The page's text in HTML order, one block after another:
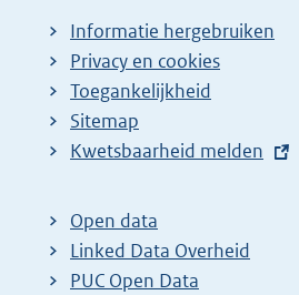
Informatie hergebruiken
Privacy en cookies
Toegankelijkheid
Sitemap
E
t
e
r
Kwetsbaarheid melden
Open data
Linked Data Overheid
PUC Open Data